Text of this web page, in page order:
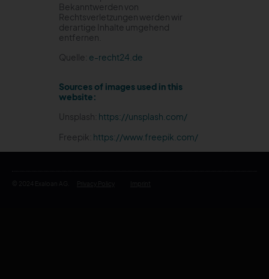
Bekanntwerden von
Rechtsverletzungen werden wir
derartige Inhalte umgehend
entfernen.
Quelle: e-recht24.de
Sources of images used in this
website:
Unsplash: https://unsplash.com/
Freepik: https://www.freepik.com/